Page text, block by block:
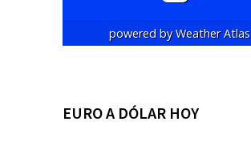
powered byWeather Atlas
EURO A DÓLAR HOY